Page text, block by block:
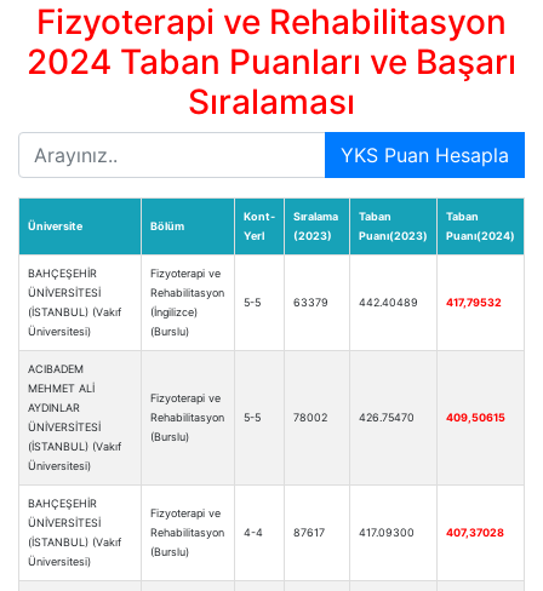
Fizyoterapi ve Rehabilitasyon
2024 Taban Puanları ve Başarı
Sıralaması
YKS Puan Hesapla
Üniversite Bölüm
Kont-
Yerl
Sıralama
(2023)
Taban
Puanı(2023)
Taban
Puanı(2024)
BAHÇEŞEHİR
ÜNİVERSİTESİ
(İSTANBUL) (Vakıf
Üniversitesi)
Fizyoterapi ve
Rehabilitasyon
(İngilizce)
(Burslu)
5-5 63379 442.40489 417,79532
ACIBADEM
MEHMET ALİ
AYDINLAR
ÜNİVERSİTESİ
(İSTANBUL) (Vakıf
Üniversitesi)
Fizyoterapi ve
Rehabilitasyon
(Burslu)
5-5 78002 426.75470 409,50615
BAHÇEŞEHİR
ÜNİVERSİTESİ
(İSTANBUL) (Vakıf
Üniversitesi)
Fizyoterapi ve
Rehabilitasyon
(Burslu)
4-4 87617 417.09300 407,37028